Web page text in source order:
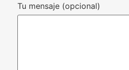
Tu mensaje (opcional)